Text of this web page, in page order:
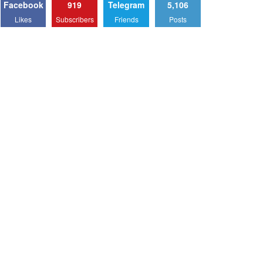
Facebook
Likes
919
Subscribers
Telegram
Friends
5,106
Posts